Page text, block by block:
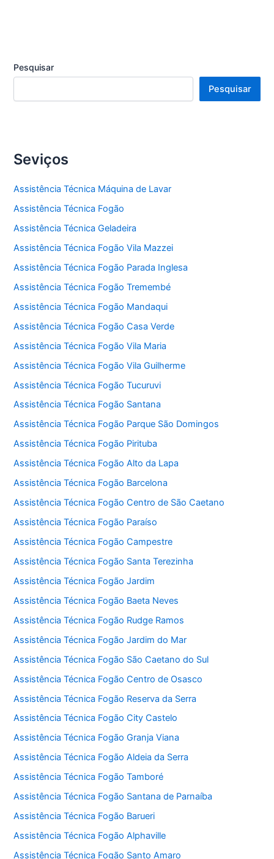
Pesquisar
Pesquisar
Seviços
Assistência Técnica Máquina de Lavar
Assistência Técnica Fogão
Assistência Técnica Geladeira
Assistência Técnica Fogão Vila Mazzei
Assistência Técnica Fogão Parada Inglesa
Assistência Técnica Fogão Tremembé
Assistência Técnica Fogão Mandaqui
Assistência Técnica Fogão Casa Verde
Assistência Técnica Fogão Vila Maria
Assistência Técnica Fogão Vila Guilherme
Assistência Técnica Fogão Tucuruvi
Assistência Técnica Fogão Santana
Assistência Técnica Fogão Parque São Domingos
Assistência Técnica Fogão Pirituba
Assistência Técnica Fogão Alto da Lapa
Assistência Técnica Fogão Barcelona
Assistência Técnica Fogão Centro de São Caetano
Assistência Técnica Fogão Paraíso
Assistência Técnica Fogão Campestre
Assistência Técnica Fogão Santa Terezinha
Assistência Técnica Fogão Jardim
Assistência Técnica Fogão Baeta Neves
Assistência Técnica Fogão Rudge Ramos
Assistência Técnica Fogão Jardim do Mar
Assistência Técnica Fogão São Caetano do Sul
Assistência Técnica Fogão Centro de Osasco
Assistência Técnica Fogão Reserva da Serra
Assistência Técnica Fogão City Castelo
Assistência Técnica Fogão Granja Viana
Assistência Técnica Fogão Aldeia da Serra
Assistência Técnica Fogão Tamboré
Assistência Técnica Fogão Santana de Parnaíba
Assistência Técnica Fogão Barueri
Assistência Técnica Fogão Alphaville
Assistência Técnica Fogão Santo Amaro